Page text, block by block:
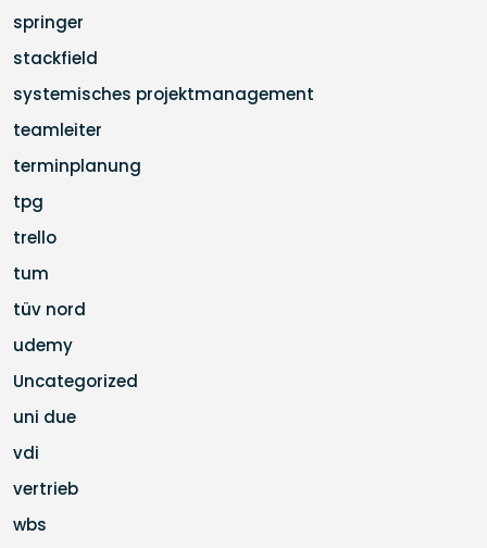
springer
stackfield
systemisches projektmanagement
teamleiter
terminplanung
tpg
trello
tum
tüv nord
udemy
Uncategorized
uni due
vdi
vertrieb
wbs